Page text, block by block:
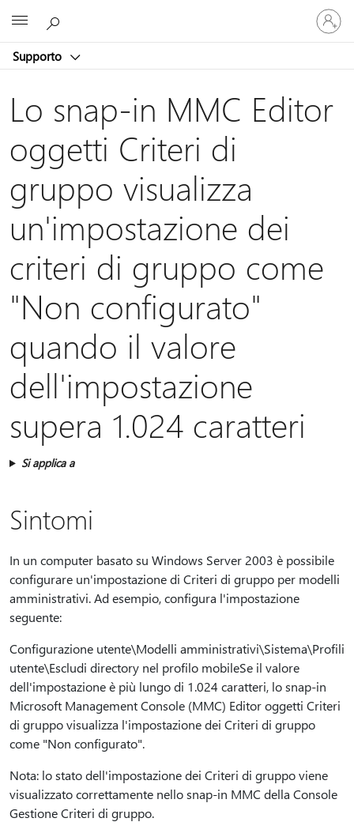
Supporto
Accedi
con
il
account
Lo snap-in MMC Editor
oggetti Criteri di
gruppo visualizza
un'impostazione dei
criteri di gruppo come
"Non configurato"
quando il valore
dell'impostazione
supera 1.024 caratteri
Si applica a
Sintomi
In un computer basato su Windows Server 2003 è possibile
configurare un'impostazione di Criteri di gruppo per modelli
amministrativi. Ad esempio, configura l'impostazione
seguente:
Configurazione utente\Modelli amministrativi\Sistema\Profili
utente\Escludi directory nel profilo mobileSe il valore
dell'impostazione è più lungo di 1.024 caratteri, lo snap-in
Microsoft Management Console (MMC) Editor oggetti Criteri
di gruppo visualizza l'impostazione dei Criteri di gruppo
come "Non configurato".
Nota: lo stato dell'impostazione dei Criteri di gruppo viene
visualizzato correttamente nello snap-in MMC della Console
Gestione Criteri di gruppo.